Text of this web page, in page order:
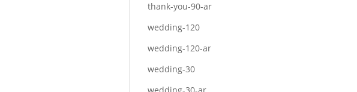
thank-you-90-ar
wedding-120
wedding-120-ar
wedding-30